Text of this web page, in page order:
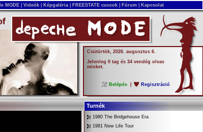
MODE Videók Képgaléria FREESTATE cuccok Fórum Kapcsolat
Csütörtök, 2026. augusztus 6.
Jelenleg 0 tag és 34 vendég olvas
minket.
Belépés Regisztráció
Turnék
1980 The Bridgehouse Era
1981 New Life Tour